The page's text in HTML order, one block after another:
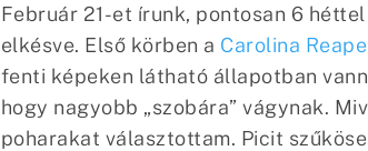
Február 21-et írunk, pontosan 6
elkésve. Első körben a Carolina
fenti képeken látható állapotban
hogy nagyobb „szobára” vágynak.
poharakat választottam. Picit